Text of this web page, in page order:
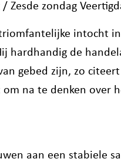
Zesde zondag
intocht
hardhandig de
gebed zijn, zo
na te denken over
aan een stabiele